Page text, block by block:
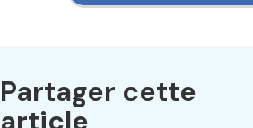
Partager cette